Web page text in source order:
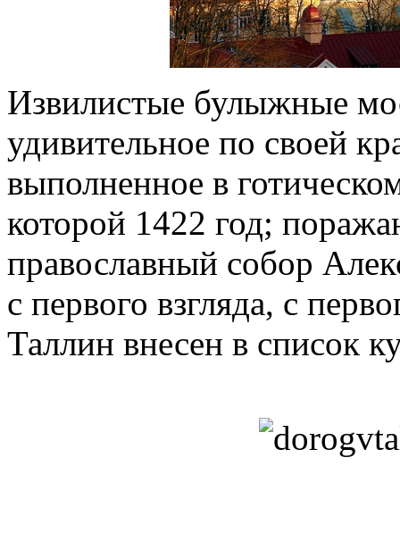
Извилистые булыжные
удивительное по своей
выполненное в
которой 1422 год;
православный собор
с первого взгляда, с
Таллин внесен в список